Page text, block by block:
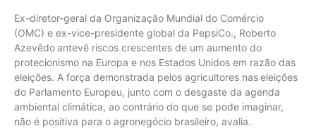
Ex-diretor-geral da Organização Mundial do Comércio
(OMC) e ex-vice-presidente global da PepsiCo., Roberto
Azevêdoantevê riscos crescentes de um aumento do
protecionismo na Europa e nos Estados Unidos em razão das
eleições. A força demonstrada pelos agricultores naseleições
do Parlamento Europeu, junto com o desgaste da agenda
ambiental climática, ao contrário do que se pode imaginar,
não é positiva para o agronegócio brasileiro, avalia.